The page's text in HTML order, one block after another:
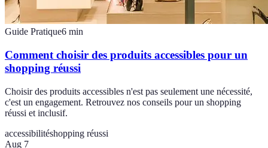
Guide Pratique6 min
Comment choisir des produits accessibles pour un
shopping réussi
Choisir des produits accessibles n'est pas seulement une nécessité,
c'est un engagement. Retrouvez nos conseils pour un shopping
réussi et inclusif.
accessibilitéshopping réussi
Aug 7